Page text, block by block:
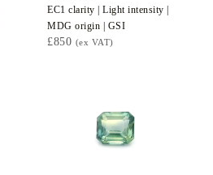
EC1 clarity | Lightintensity |
MDG origin | GSI
£850 (ex VAT)